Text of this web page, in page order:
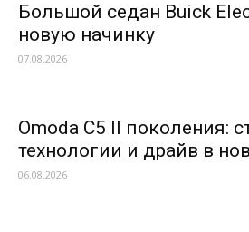
Большой седан Buick
новую начинку
07.08.2026
Omoda C5 II поколения:
технологии и драйв в
06.08.2026